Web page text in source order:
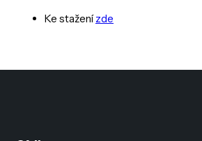
Ke staženízde